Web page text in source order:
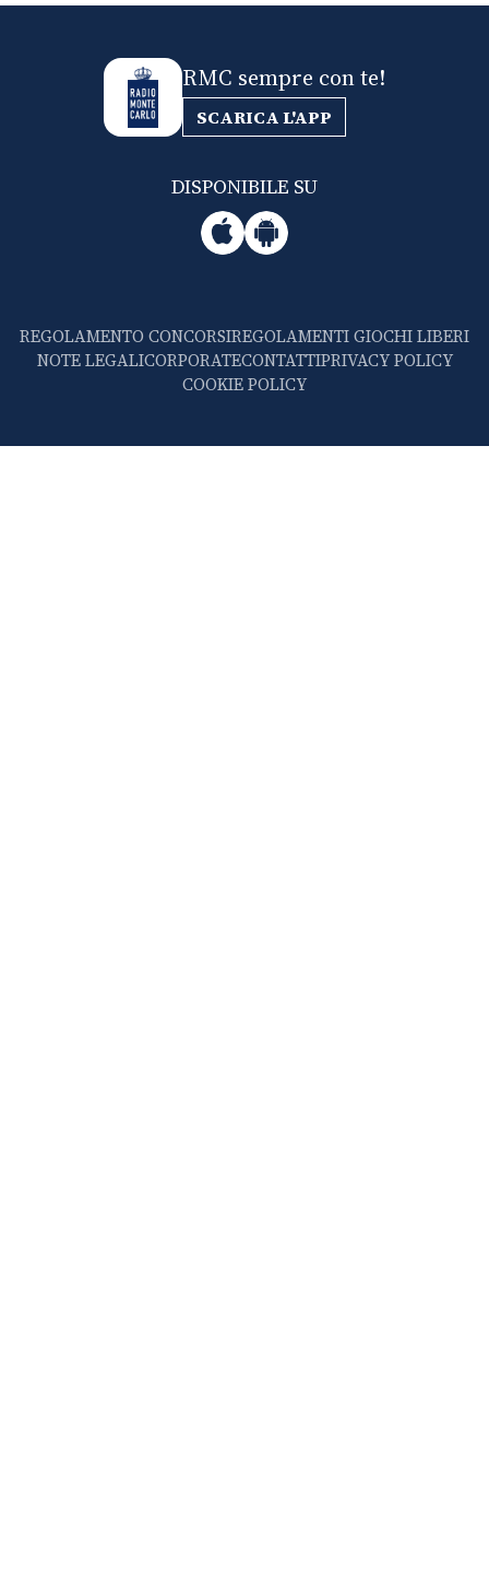
RMC sempre con te!
SCARICA L'APP
DISPONIBILE SU
REGOLAMENTO CONCORSIREGOLAMENTI GIOCHI LIBERI
NOTE LEGALICORPORATECONTATTIPRIVACY POLICY
COOKIE POLICY